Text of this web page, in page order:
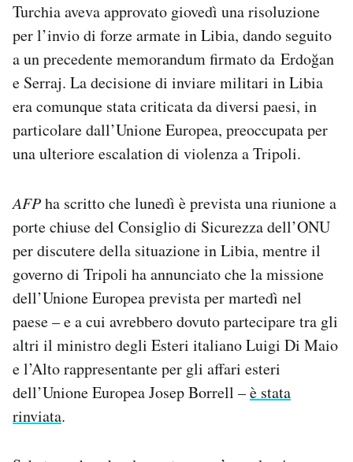
Turchia aveva approvato giovedì una risoluzione
per l’invio di forze armate in Libia, dando seguito
a un precedente memorandum firmato da Erdoğan
e Serraj. La decisione di inviare militari in Libia
era comunque stata criticata da diversi paesi, in
particolare dall’Unione Europea, preoccupata per
una ulteriore escalation di violenza a Tripoli.
AFPha scritto che lunedì è prevista una riunione a
porte chiuse del Consiglio di Sicurezza dell’ONU
per discutere della situazione in Libia, mentre il
governo di Tripoli ha annunciato che la missione
dell’Unione Europea prevista per martedì nel
paese – e a cui avrebbero dovuto partecipare tra gli
altri il ministro degli Esteri italiano Luigi Di Maio
e l’Alto rappresentante per gli affari esteri
dell’Unione Europea Josep Borrell –è stata
rinviata.